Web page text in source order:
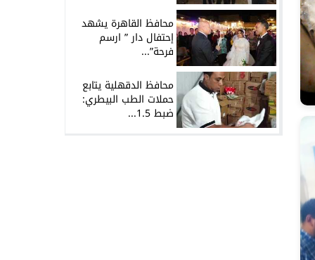
محافظ القاهرة يشهد
إحتفال دار ” ارسم
فرحة”...
محافظ الدقهلية يتابع
حملات الطب البيطري:
ضبط 1.5...